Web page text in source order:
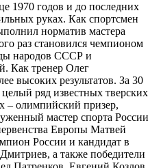
1970 годов и до последних
руках. Как спортсмен
норматив мастера
раз становился чемпионом
народов СССР и
Как тренер Олег
высоких результатов. За 30
ряд известных тверских
– олимпийский призер,
мастер спорта России
Европы Матвей
России и кандидат в
а также победители